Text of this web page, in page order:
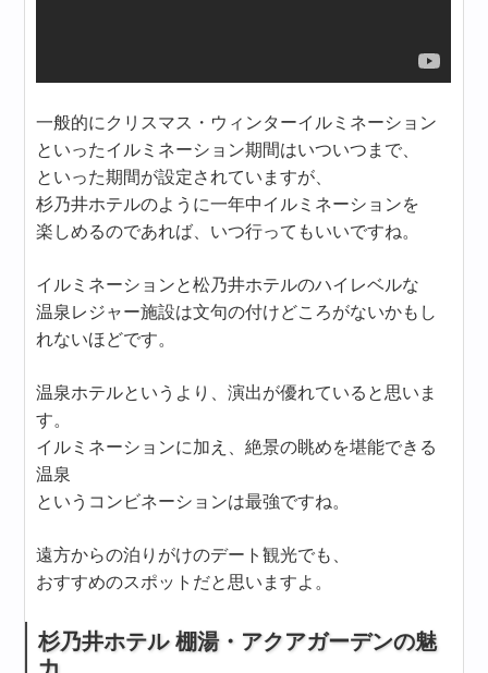
一般的にクリスマス・ウィンターイルミネーション
といったイルミネーション期間はいついつまで、
といった期間が設定されていますが、
杉乃井ホテルのように一年中イルミネーションを
楽しめるのであれば、いつ行ってもいいですね。
イルミネーションと松乃井ホテルのハイレベルな
温泉レジャー施設は文句の付けどころがないかもし
れないほどです。
温泉ホテルというより、演出が優れていると思いま
す。
イルミネーションに加え、絶景の眺めを堪能できる
温泉
というコンビネーションは最強ですね。
遠方からの泊りがけのデート観光でも、
おすすめのスポットだと思いますよ。
杉乃井ホテル 棚湯・アクアガーデンの魅